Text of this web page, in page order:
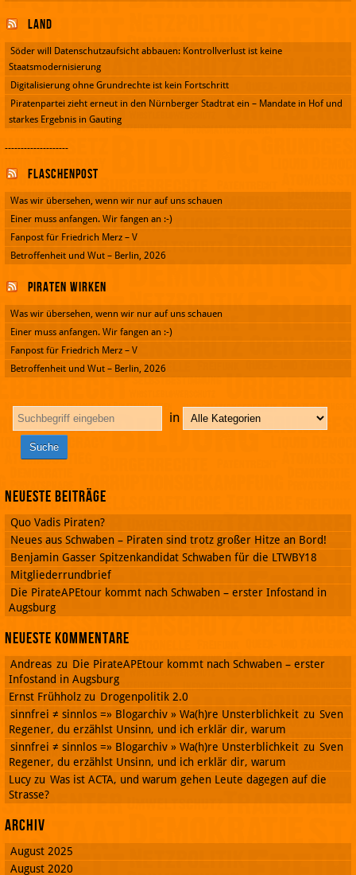
Land
Söder will Datenschutzaufsicht abbauen: Kontrollverlust ist keine
Staatsmodernisierung
Digitalisierung ohne Grundrechte ist kein Fortschritt
Piratenpartei zieht erneut in den Nürnberger Stadtrat ein – Mandate in Hof und
starkes Ergebnis in Gauting
--------------------
Flaschenpost
Was wir übersehen, wenn wir nur auf uns schauen
Einer muss anfangen. Wir fangen an :-)
Fanpost für Friedrich Merz – V
Betroffenheit und Wut – Berlin, 2026
Piraten wirken
Was wir übersehen, wenn wir nur auf uns schauen
Einer muss anfangen. Wir fangen an :-)
Fanpost für Friedrich Merz – V
Betroffenheit und Wut – Berlin, 2026
in
Neueste Beiträge
Quo Vadis Piraten?
Neues aus Schwaben – Piraten sind trotz großer Hitze an Bord!
Benjamin Gasser Spitzenkandidat Schwaben für die LTWBY18
Mitgliederrundbrief
Die PirateAPEtour kommt nach Schwaben – erster Infostand in
Augsburg
Neueste Kommentare
Andreas zu Die PirateAPEtour kommt nach Schwaben – erster
Infostand in Augsburg
Ernst Frühholz zu Drogenpolitik 2.0
sinnfrei ≠ sinnlos =» Blogarchiv » Wa(h)re Unsterblichkeit zu Sven
Regener, du erzählst Unsinn, und ich erklär dir, warum
sinnfrei ≠ sinnlos =» Blogarchiv » Wa(h)re Unsterblichkeit zu Sven
Regener, du erzählst Unsinn, und ich erklär dir, warum
Lucy zu Was ist ACTA, und warum gehen Leute dagegen auf die
Strasse?
Archiv
August 2025
August 2020